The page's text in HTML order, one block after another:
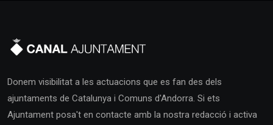
Donem visibilitat a les actuacions que es fan des dels
ajuntaments de Catalunya i Comuns d'Andorra. Si ets
Ajuntament posa't en contacte amb la nostra redacció i activa